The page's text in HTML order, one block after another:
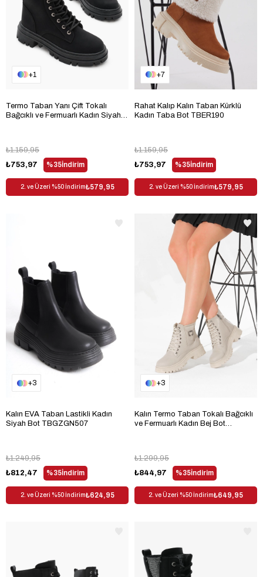
1
Termo Taban Yanı Çift Tokalı
Bağcıklı ve Fermuarlı Kadın Siyah
%35İndirim
₺753,97
₺1.159,95
2. ve Üzeri %50 İndirim₺579,95
7
Rahat Kalıp Kalın Taban Kürklü
Kadın Taba Bot TBER190
%35İndirim
₺753,97
₺1.159,95
2. ve Üzeri %50 İndirim₺579,95
3
Kalın EVA Taban Lastikli Kadın
Siyah Bot TBGZGN507
%35İndirim
₺812,47
₺1.249,95
2. ve Üzeri %50 İndirim₺624,95
3
Kalın Termo Taban Tokalı Bağcıklı
ve Fermuarlı Kadın Bej Bot
%35İndirim
₺844,97
₺1.299,95
2. ve Üzeri %50 İndirim₺649,95